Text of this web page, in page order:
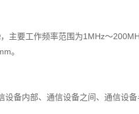
主要工作频率范围为1MHz～
。
设备内部、通信设备之间、通信设